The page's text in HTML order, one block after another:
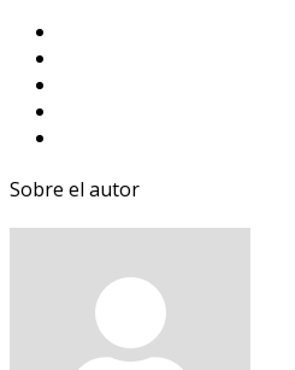
Sobre el autor